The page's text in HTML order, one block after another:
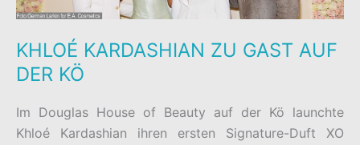
KHLOÉ KARDASHIAN ZU GAST AUF
DER KÖ
Im Douglas House of Beauty auf der Kö launchte
Khloé Kardashian ihren ersten Signature-Duft XO